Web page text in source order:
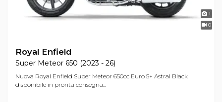
1
0
Royal Enfield
Super Meteor 650 (2023 - 26)
Nuova Royal Enfield Super Meteor 650cc Euro 5+ Astral Black
disponibile in pronta consegna...